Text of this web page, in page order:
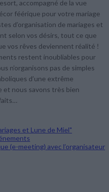
accompagné de la vue
féérique pour votre mariage
d’organisation de mariages et
selon vos désirs, tout ce que
vos rêves deviennent réalité !
restent inoubliables pour
n’organisons pas de simples
d’une extrême
et nous savons très bien
et Lune de Miel"
(e-meeting) avec l’organisateur